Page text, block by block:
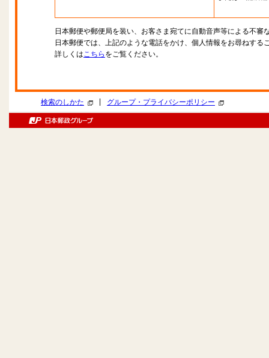
日本郵便や郵便局を装い、お客さま宛てに自動音声等による不審
日本郵便では、上記のような電話をかけ、個人情報をお尋ねする
詳しくはこちら をご覧ください。
検索のしかた グループ・プライバシーポリシー